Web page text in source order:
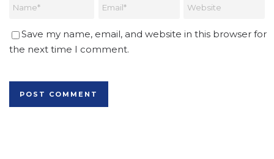
Save my name, email, and website in this browser for
the next time I comment.